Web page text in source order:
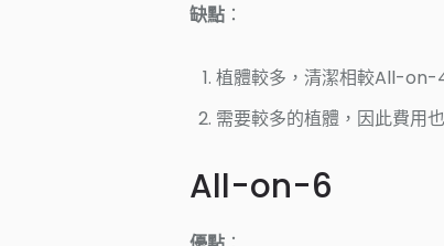
缺點 ：
植體較多，清潔相較All-on-
需要較多的植體，因此費用
All-on-6